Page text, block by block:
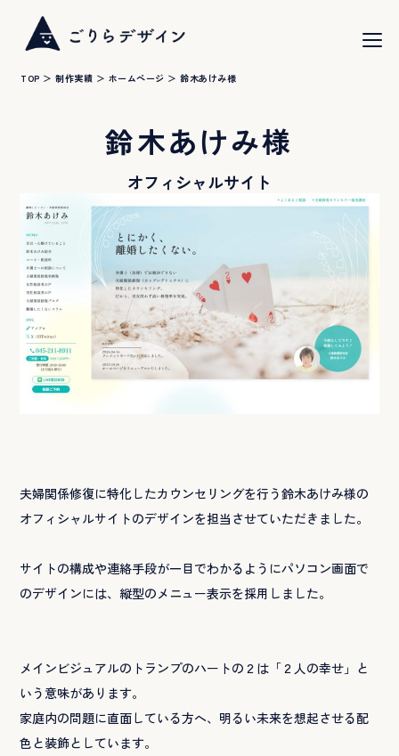
toggle
TOP ＞制作実績 ＞ ホームページ ＞鈴木あけみ様
鈴木あけみ様
オフィシャルサイト
夫婦関係修復に特化したカウンセリングを行う鈴木あけみ様の
オフィシャルサイトのデザインを担当させていただきました。
サイトの構成や連絡手段が一目でわかるようにパソコン画面で
のデザインには、縦型のメニュー表示を採用しました。
メインビジュアルのトランプのハートの２は「２人の幸せ」と
いう意味があります。
家庭内の問題に直面している方へ、明るい未来を想起させる配
色と装飾としています。